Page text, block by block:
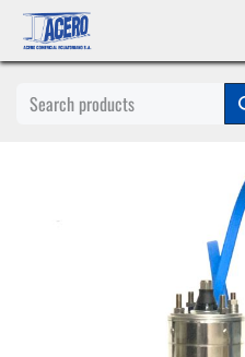
Ir al contenido